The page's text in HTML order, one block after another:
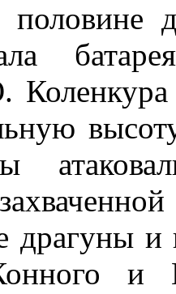
драгуны и
и